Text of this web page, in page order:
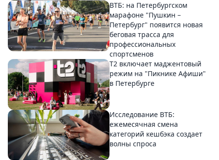
ВТБ: на Петербургском
марафоне "Пушкин –
Петербург" появится новая
беговая трасса для
профессиональных
спортсменов
Т2 включает маджентовый
режим на "Пикнике Афиши"
в Петербурге
Исследование ВТБ:
ежемесячная смена
категорий кешбэка создает
волны спроса